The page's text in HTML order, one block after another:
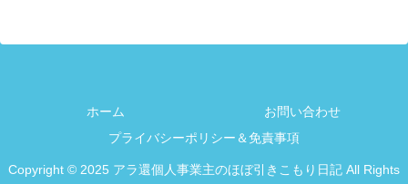
ホーム
お問い合わせ
プライバシーポリシー＆免責事項
Copyright © 2025 アラ還個人事業主のほぼ引きこもり日記 All Rights